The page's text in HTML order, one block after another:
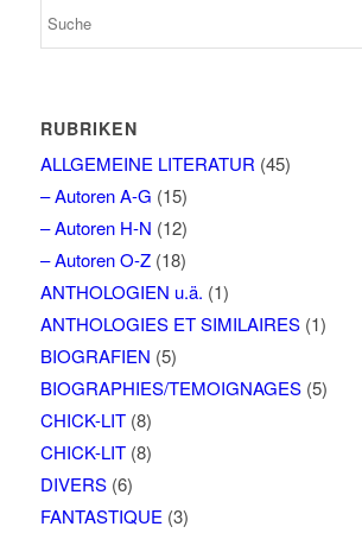
RUBRIKEN
ALLGEMEINE LITERATUR (45)
– Autoren A-G (15)
– Autoren H-N (12)
– Autoren O-Z(18)
ANTHOLOGIEN u.ä. (1)
ANTHOLOGIES ET SIMILAIRES(1)
BIOGRAFIEN (5)
BIOGRAPHIES/TEMOIGNAGES(5)
CHICK-LIT(8)
CHICK-LIT(8)
DIVERS(6)
FANTASTIQUE (3)